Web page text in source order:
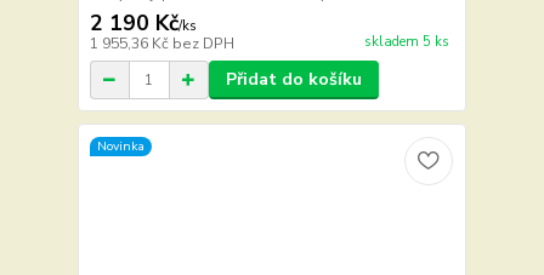
2 190 Kč/ks
1 955,36 Kč bez DPH skladem 5 ks
Přidat do košíku
Novinka